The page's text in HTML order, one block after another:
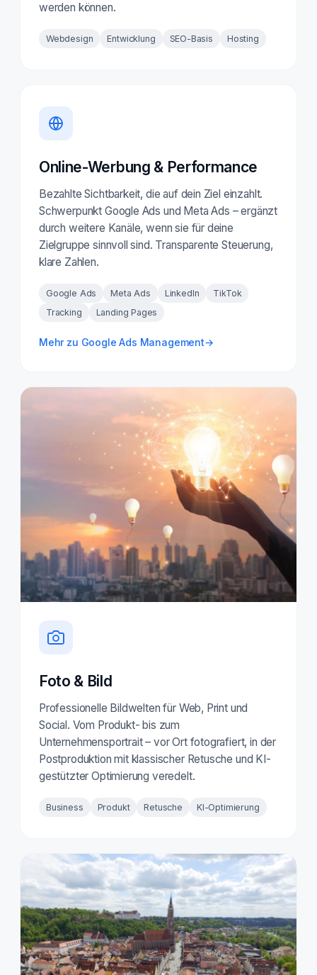
werden können.
Webdesign Entwicklung SEO-Basis Hosting
Online-Werbung & Performance
Bezahlte Sichtbarkeit, die auf dein Ziel einzahlt.
Schwerpunkt Google Ads und Meta Ads – ergänzt
durch weitere Kanäle, wenn sie für deine
Zielgruppe sinnvoll sind. Transparente Steuerung,
klare Zahlen.
Google Ads Meta Ads LinkedIn
TikTok
Tracking
Landing Pages
Mehr zu Google Ads Management→
Foto & Bild
Professionelle Bildwelten für Web, Print und
Social. Vom Produkt- bis zum
Unternehmensportrait – vor Ort fotografiert, in der
Postproduktion mit klassischer Retusche und KI-
gestützter Optimierung veredelt.
Business Produkt Retusche KI-Optimierung